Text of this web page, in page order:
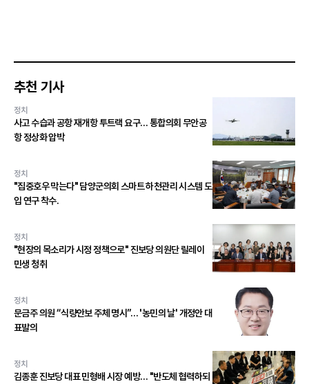
추천 기사
정치
사고 수습과 공항 재개항 투트랙 요구… 통합의회 무안공
항 정상화 압박
정치
"집중호우 막는다" 담양군의회 스마트 하천관리 시스템 도
입 연구 착수.
정치
"현장의 목소리가 시정 정책으로" 진보당 의원단 릴레이
민생 청취
정치
문금주 의원 “식량안보 주체 명시”… '농민의 날' 개정안 대
표발의
정치
김종훈 진보당 대표 민형배 시장 예방… "반도체 협력하되